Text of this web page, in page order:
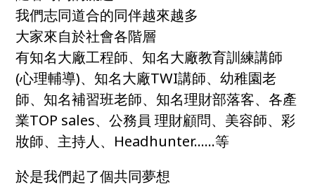
我們志同道合的同伴越來越多
大家來自於社會各階層
有知名大廠工程師、知名大廠教育訓練講師
(心理輔導)、知名大廠TWI講師、幼稚園老
師、知名補習班老師、知名理財部落客、各產
業TOP sales、公務員 理財顧問、美容師、彩
妝師、主持人、Headhunter……等
於是我們起了個共同夢想